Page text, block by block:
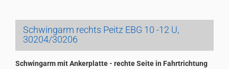
Schwingarm rechts Peitz EBG 10 -12 U,
30204/30206
Schwingarm mit Ankerplatte - rechte Seite in Fahrtrichtung